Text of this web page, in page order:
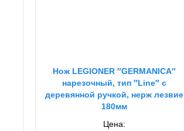
Нож LEGIONER ″GERMANICA″
нарезочный, тип ″Line″ с
деревянной ручкой, нерж лезвие
180мм
Цена: